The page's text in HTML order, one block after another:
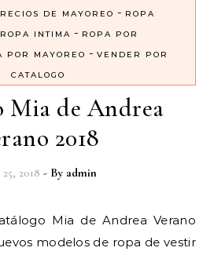
DE MAYOREO - ROPA
ROPA INTIMA - ROPA POR
POR MAYOREO - VENDER POR
CATALOGO
Mia de Andrea
2018
2018 - By admin
modelos de ropa de vestir